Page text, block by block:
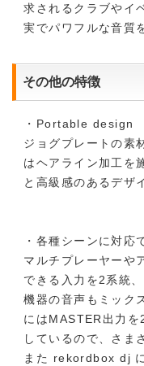
求されるクラブやイ
実でパワフルな音質
その他の特徴
・Portable design
ジョグプレートの素
はヘアライン加工を
と高級感のあるデザ
・各種シーンに対応
マルチプレーヤーや
できる入力を2系統
機器の音声もミック
にはMASTER出力
しているので、さま
また rekordbox dj